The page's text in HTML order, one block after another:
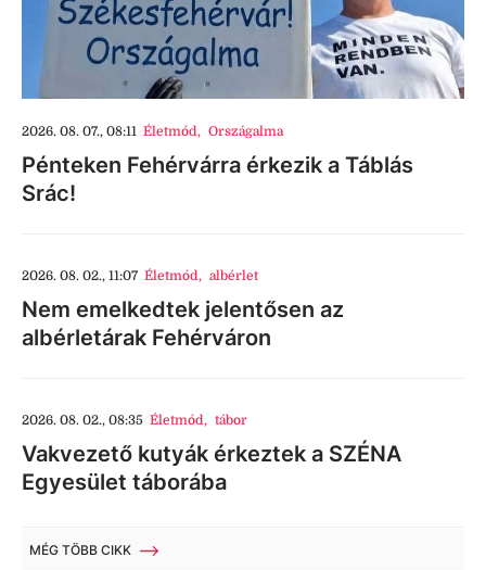
2026. 08. 07., 08:11 Életmód, Országalma
Pénteken Fehérvárra érkezik a Táblás
Srác!
2026. 08. 02., 11:07 Életmód, albérlet
Nem emelkedtek jelentősen az
albérletárak Fehérváron
2026. 08. 02., 08:35 Életmód, tábor
Vakvezető kutyák érkeztek a SZÉNA
Egyesület táborába
MÉG TÖBB CIKK